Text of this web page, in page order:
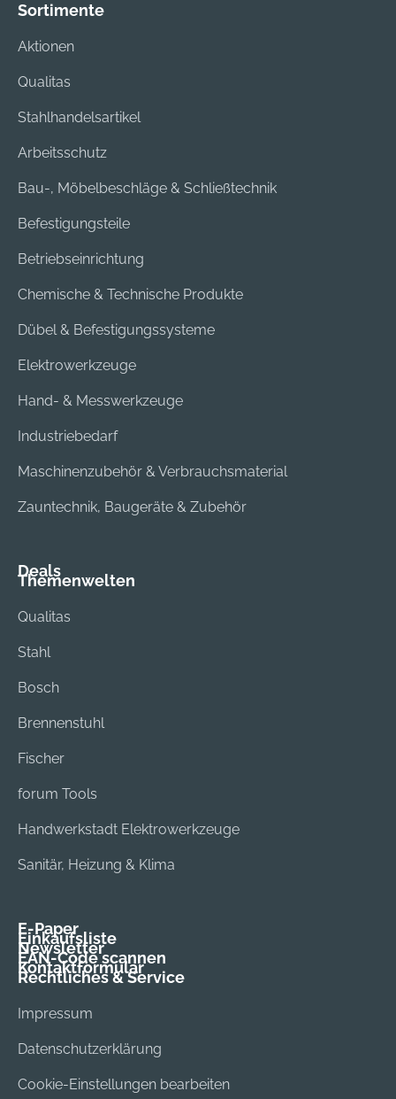
Sortimente
Aktionen
Qualitas
Stahlhandelsartikel
Arbeitsschutz
Bau-, Möbelbeschläge & Schließtechnik
Befestigungsteile
Betriebseinrichtung
Chemische & Technische Produkte
Dübel & Befestigungssysteme
Elektrowerkzeuge
Hand- & Messwerkzeuge
Industriebedarf
Maschinenzubehör & Verbrauchsmaterial
Zauntechnik, Baugeräte & Zubehör
Deals
Themenwelten
Qualitas
Stahl
Bosch
Brennenstuhl
Fischer
forum Tools
Handwerkstadt Elektrowerkzeuge
Sanitär, Heizung & Klima
E-Paper
Einkaufsliste
Newsletter
EAN-Code scannen
Kontaktformular
Rechtliches & Service
Impressum
Datenschutzerklärung
Cookie-Einstellungen bearbeiten